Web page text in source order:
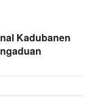
Kadubanen